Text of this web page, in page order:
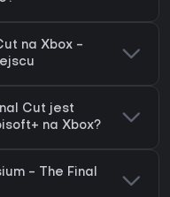
na Xbox -
Cut jest
na Xbox?
- The Final